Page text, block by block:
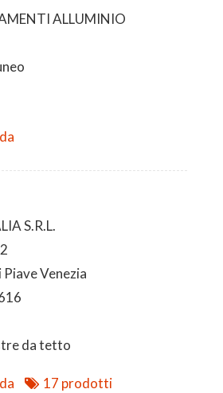
ALLUMINIO
S.R.L.
Venezia
da tetto
17 prodotti